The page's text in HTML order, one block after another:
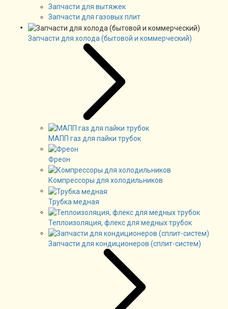
Запчасти для вытяжек
Запчасти для газовых плит
Запчасти для холода (бытовой и коммерческий)
МАПП газ для пайки трубок
Фреон
Компрессоры для холодильников
Трубка медная
Теплоизоляция, флекс для медных трубок
Запчасти для кондиционеров (сплит-систем)